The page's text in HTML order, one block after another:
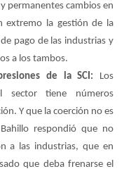
permanentes cambios en
extremo la gestión de la
pago de las industrias y
a los tambos.
de la SCI: Los
sector tiene números
Y que la coerción no es
respondió que no
a las industrias, que en
que deba frenarse el